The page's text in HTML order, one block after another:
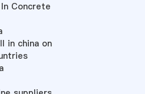
Concrete
in china on